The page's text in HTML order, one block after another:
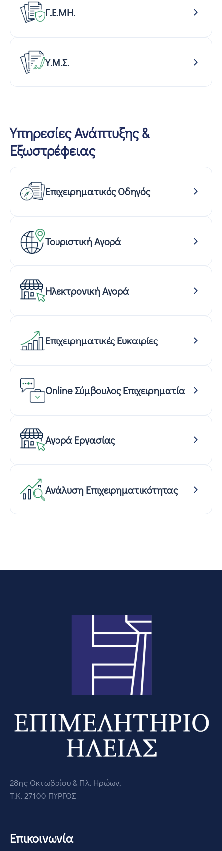
Γ.Ε.ΜΗ.
Υ.Μ.Σ.
Υπηρεσίες Ανάπτυξης &
Εξωστρέφειας
Επιχειρηματικός Οδηγός
Τουριστική Αγορά
Ηλεκτρονική Αγορά
Επιχειρηματικές Ευκαιρίες
Online Σύμβουλος Επιχειρηματία
Αγορά Εργασίας
Ανάλυση Επιχειρηματικότητας
28ης Οκτωβρίου & Πλ. Ηρώων,
Τ.Κ. 27100 ΠΥΡΓΟΣ
Επικοινωνία